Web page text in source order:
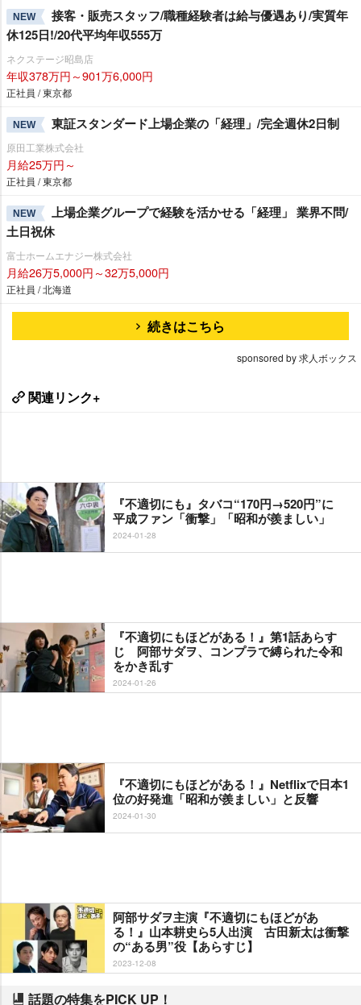
NEW
接客・販売スタッフ/職種経験者は給与優遇あり/実質年
休125日!/20代平均年収555万
ネクステージ昭島店
年収378万円～901万6,000円
正社員 / 東京都
NEW 東証スタンダード上場企業の「経理」/完全週休2日制
原田工業株式会社
月給25万円～
正社員 / 東京都
NEW
上場企業グループで経験を活かせる「経理」 業界不問/
土日祝休
富士ホームエナジー株式会社
月給26万5,000円～32万5,000円
正社員 / 北海道
続きはこちら
sponsored by 求人ボックス
関連リンク+
『不適切にも』タバコ“170円→520円”に
平成ファン「衝撃」「昭和が羨ましい」
2024-01-28
『不適切にもほどがある！』第1話あらす
じ 阿部サダヲ、コンプラで縛られた令和
をかき乱す
2024-01-26
『不適切にもほどがある！』Netflixで日本1
位の好発進「昭和が羨ましい」と反響
2024-01-30
阿部サダヲ主演『不適切にもほどがあ
る！』山本耕史ら5人出演 古田新太は衝撃
の“ある男”役【あらすじ】
2023-12-08
話題の特集をPICK UP！